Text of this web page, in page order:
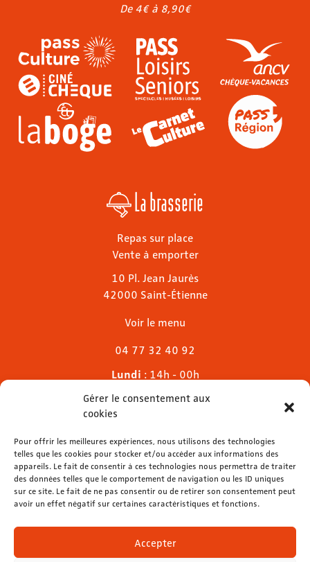
Gérer le consentement aux
cookies
Pour offrir les meilleures expériences, nous utilisons des technologies
telles que les cookies pour stocker et/ou accéder aux informations des
appareils. Le fait de consentir à ces technologies nous permettra de traiter
des données telles que le comportement de navigation ou les ID uniques
sur ce site. Le fait de ne pas consentir ou de retirer son consentement peut
avoir un effet négatif sur certaines caractéristiques et fonctions.
Accepter
De 4€ à 8,90€
La brasserie
Repas sur place
Vente à emporter
10 Pl. Jean Jaurès
42000 Saint-Étienne
Voir le menu
04 77 32 40 92
Lundi : 14h - 00h
Mardi & mercredi
Jeudi
Dimanche: 11h - 00h
04 77 32 32 01